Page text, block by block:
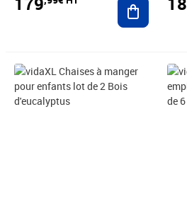
Prix 53,43€ HT Prix
Prix